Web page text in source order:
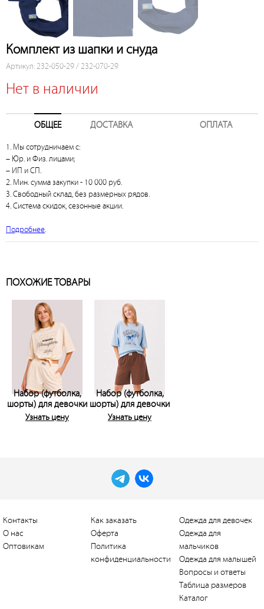
Комплект из шапки и снуда
Артикул: 232-050-29 / 232-070-29
Нет в наличии
ОБЩЕЕ ДОСТАВКА ОПЛАТА
1. Мы сотрудничаем с:
– Юр. и Физ. лицами;
– ИП и СП.
2. Мин. сумма закупки - 10 000 руб.
3. Свободный склад, без размерных рядов.
4. Система скидок, сезонные акции.
Подробнее.
ПОХОЖИЕ ТОВАРЫ
Набор (футболка,
шорты) для девочки
Узнать цену
Набор (футболка,
шорты) для девочки
Узнать цену
Контакты
О нас
Оптовикам
Как заказать
Оферта
Политика
конфиденциальности
Одежда для девочек
Одежда для
мальчиков
Одежда для малышей
Вопросы и ответы
Таблица размеров
Каталог